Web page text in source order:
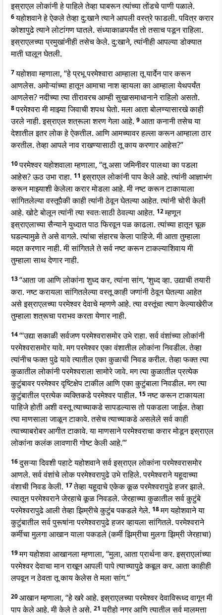
इस्राएल लोकांनी हे पाहिले तेव्हा घाबरून त्यांच्या तोंडचे पाणी पळाले.
6यहोशवाने हे ऐकले तेव्हा दु:खाने त्याने आपली वस्त्रे फाडली. पवित्र करार
कोशापुढे त्याने लोटांगण घातले. संध्याकाळपर्यंत तो तसाच पडून राहिला.
इस्राएलच्या प्रमुखांनीही तसेच केले. दु:खाने, त्यांनीही आपल्या डोक्यात
माती घालून घेतली.
7यहोशवा म्हणाला, “हे प्रभू परमेश्वारा आम्हाला तू यार्देन पार करून
आणलेस. अमोऱ्यांच्या हातून आमाचा नाश व्हायला का आम्हाला येथपर्यंत
आणलेस? नदीच्या त्या तीरावरच आम्ही सुखासमाधानाने राहिलो असतो.
8परमेश्वरा मी माझ्या जिवाची शपथ घेतो. मला आता बोलण्यासारखे काही
उरले नाही. इस्राएल शत्रूला शरण गेला आहे. 9आता कनानी तसेच या
देशातील इतर लोक हे ऐकतील. आणि आमच्यावर हल्ला करून आम्हाला ठार
करतील. तेव्हा आपले नाव राखण्यासाठी तू काय करणार आहेस?”
10परमेश्वर यहोशवाला म्हणाला, “तू असा जमिनीवर पालथा का पडला
आहेस? ऊठ उभा राहा. 11इस्राएल लोकांनी पाप केले आहे. त्यांनी आज्ञाभंग
करून माझ्याशी केलेला करार मोडला आहे. मी नष्ट करून टाकायाला
सांगितलेल्या वस्तूपैकी काही त्यांनी ठेवून घेतल्या आहेत. त्यांनी चोरी केली
आहे. खोटे बोलून त्यांनी त्या स्वतःसाठी ठेवल्या आहेत. 12म्हणून
इस्राएलाच्या सैन्याने युध्दात पाठ फिरवून पळ काढला. त्यांच्या हातून चूक
घडल्यामुळे ते असे वागले. त्यांचा संहारच केला पाहिजे. मी आता तुम्हाला
मदत करणार नाही. मी सांगितले ते सर्व नष्ट करून टाकल्याशिवाय मी
तुम्हाला साथ देणार नाही.
13“आता जा आणि लोकांना शुध्द कर, त्यांना सांग, ‘शुध्द व्हा. उद्याची तयारी
करा. नष्ट करायला सांगितलेल्या वस्तू काही जणांनी ठेवून घेतल्या आहेत
असे इस्राएलच्या परमेश्वर देवाचे म्हणणे आहे. त्या वस्तूंचा त्याग केल्याखेरीज
तुम्हाला शत्रूचा पराभव करता येणार नाही.
14“‘उद्या सकाळी सर्वजण परमेश्वरासमोर उभे राहा. सर्व वंशांच्या लोकांनी
परमेश्वरासमोर यावे. मग परमेश्वर एका वंशातील लोकांना निवडील. तेव्हा
त्यांनीच फक्त पुढे यावे त्यातील एका कुळाची निवड करील. तेव्हा फक्त त्या
कुळातील लोकांनी परमेश्वराला सामोरे जावे. मग त्या कुळातील प्रत्येक
कुटुंबावर परमेश्वर दृष्टिक्षेप टाकील आणि एका कुटुंबाला निवडील. मग त्या
कुटुंबातील प्रत्येक व्यक्तिकडे परमेश्वर पाहील. 15नष्ट करून टाकायला
पाहिजे होती अशी वस्तू त्याच्याकडे सापडल्यास तो पकडला जाईल. तेव्हा
त्या माणसाला जाळून टाकावे. तसेच त्याच्याकडे असलेले सर्व काही
त्याच्याबरोबर आगीत टाकावे. या माणसाने परमेश्वराचा करार मोडून इस्राएल
लोकांना कलंक लावणारी गोष्ट केली आहे.’”
16दुसऱ्या दिवशी पहाटे यहोशवाने सर्व इस्राएल लोकांना परमेश्वरासमोर
आणले. सर्व वंशांचे लोक परमेश्वरापुढे उभे राहिले. परमेश्वराने यहूदाच्या
वंशाची निवड केली. 17तेव्हा यहूदाचे एकेक कूळ परमेश्वरापुढे हजर झाले.
त्यातून परमेश्वराने जेरहाचे कूळ निवडले. जेरहाच्या कुळातील सर्व कुटुंबे
परमेश्वरापुढे आली तेव्हा झिम्रीचे कुटुंब पकडले गेले. 18मग यहोशवाने या
कुटुंबातील सर्व पुरूषांना परमेश्वरापुढे हजर व्हायला सांगितले. परमेश्वराने
कर्मीचा मुलगा आखान याला पकडले (कर्मी झिम्रीचा मुलगा झिम्री जेरहाचा)
19मग यहोशवा आखानला म्हणाला, “मुला, आता प्रार्थना कर. इस्राएलांच्या
परमेश्वर देवाचा मान राखून आपली पापे त्याच्यापुढे कबूल कर. आता काहीही
लपवून न ठेवता तू काय केलेस ते मला सांग.”
20आखान म्हणाला, “हे खरे आहे. इस्राएलच्या परमेश्वर देवाविरूध्द वागून मी
पाप केले आहे. मी केले ते असे. 21यरीहो नगर आणि त्यातील सर्व मालमत्ता